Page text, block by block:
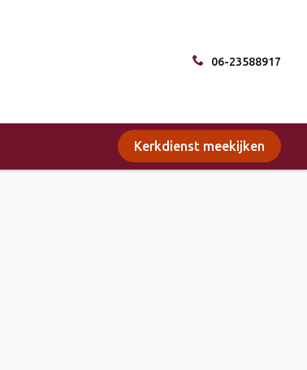
06-23588917
Kerkdienst meekijken